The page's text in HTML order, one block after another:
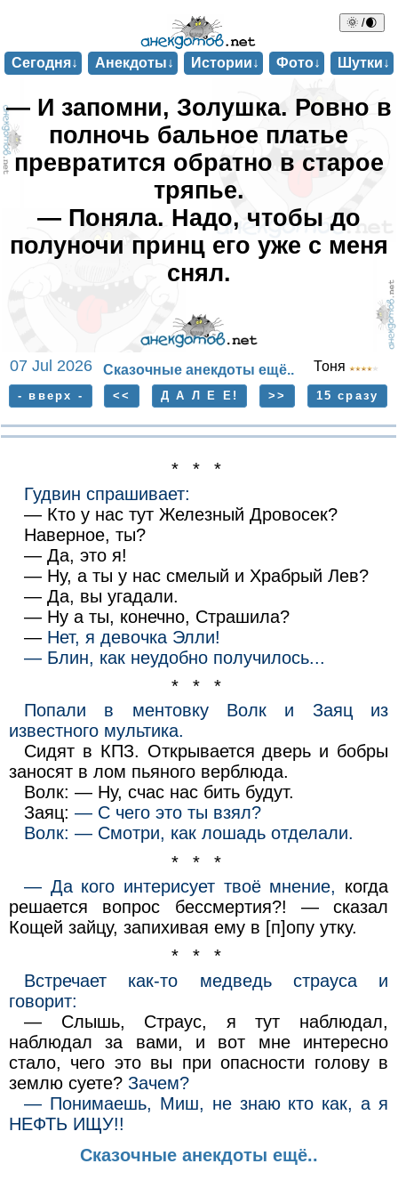
🌞 /🌒
Сегодня↓ Анекдоты↓ Истории↓ Фото↓ Шутки↓
— И запомни, Золушка. Ровно в
полночь бальное платье
превратится обратно в старое
тряпьe.
— Поняла. Надо, чтобы до
полуночи принц его уже с меня
снял.
07 Jul 2026 Сказочные анекдоты ещё.. Тоня
- вверх - << Д А Л Е Е! >> 15 сразу
* * *
Гудвин спрашивает:
— Кто у нас тут Железный Дровосек?
Наверное, ты?
— Да, это я!
— Ну, а ты у нас смелый и Храбрый Лев?
— Да, вы угадали.
— Ну а ты, конечно, Страшила?
— Нет, я девочка Элли!
— Блин, как неудобно получилось...
* * *
Попали в ментовку Волк и Заяц из
известного мультика.
Сидят в КПЗ. Открывается дверь и бобры
заносят в лом пьяного верблюда.
Волк: — Ну, счас нас бить будут.
Заяц:— С чего это ты взял?
Волк: — Смотри, как лошадь отделали.
* * *
— Да кого интерисует твоё мнение, когда
решается вопрос бессмертия?! — сказал
Кощей зайцу, запихивая ему в [п]опу утку.
* * *
Встречает как-то медведь страуса и
говорит:
— Слышь, Страус, я тут наблюдал,
наблюдал за вами, и вот мне интересно
стало, чего это вы при опасности голову в
землю суете? Зачем?
— Понимаешь, Миш, не знаю кто как, а я
НЕФТЬ ИЩУ!!
Сказочные анекдоты ещё..